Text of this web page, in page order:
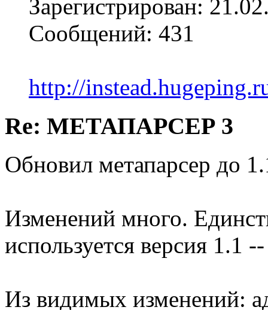
Зарегистрирован:
Сообщений: 431
http://
Re: МЕТАПАРСЕР 3
Обновил метапарсер до
Изменений много.
используется версия 1.1
Из видимых изменений: